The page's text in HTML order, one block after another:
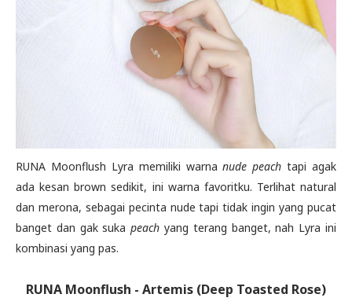
RUNA Moonflush Lyra memiliki warnanude peach tapi agak
ada kesan brown sedikit, ini warna favoritku. Terlihat natural
dan merona, sebagai pecinta nude tapi tidak ingin yang pucat
banget dan gak suka peachyang terang banget, nah Lyra ini
kombinasi yang pas.
RUNA Moonflush - Artemis (Deep Toasted Rose)